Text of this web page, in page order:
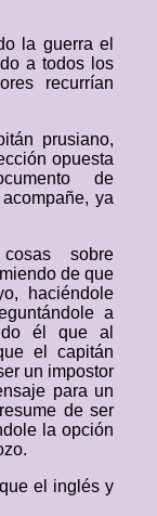
la guerra el
a todos los
recurrían
prusiano,
opuesta
de
ya
sobre
de que
haciéndole
a
él que al
el capitán
un impostor
para un
de ser
la opción
el inglés y